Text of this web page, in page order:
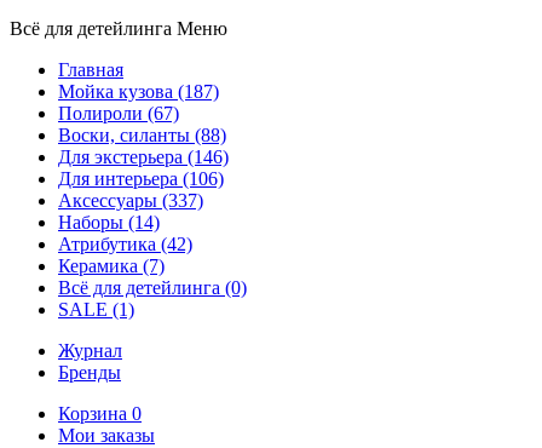
Всё для детейлинга Меню
Главная
Мойка кузова (187)
Полироли (67)
Воски, силанты (88)
Для экстерьера (146)
Для интерьера (106)
Аксессуары (337)
Наборы (14)
Атрибутика (42)
Керамика (7)
Всё для детейлинга (0)
SALE (1)
Журнал
Бренды
Корзина 0
Мои заказы